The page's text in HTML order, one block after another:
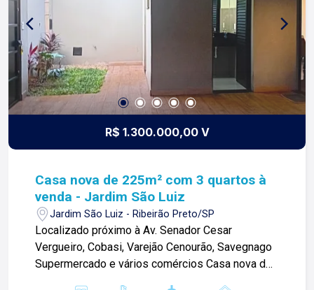
R$ 1.300.000,00 V
Casa nova de 225m² com 3 quartos à
venda - Jardim São Luiz
Jardim São Luiz - Ribeirão Preto/SP
Localizado próximo à Av. Senador Cesar
Vergueiro, Cobasi, Varejão Cenourão, Savegnago
Supermercado e vários comércios Casa nova de